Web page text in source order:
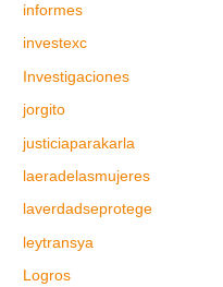
informes
investexc
Investigaciones
jorgito
justiciaparakarla
laeradelasmujeres
laverdadseprotege
leytransya
Logros